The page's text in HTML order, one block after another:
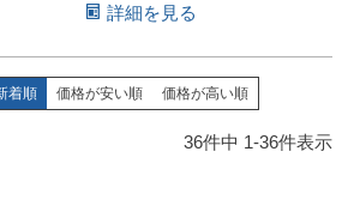
詳細を見る
着順 価格が安い順 価格が高い順
36件中 1-36件表示